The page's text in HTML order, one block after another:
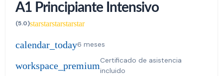
A1 Principiante Intensivo
(5.0)starstarstarstarstar
calendar_today6 meses
workspace_premiumCertificado de asistencia
incluido